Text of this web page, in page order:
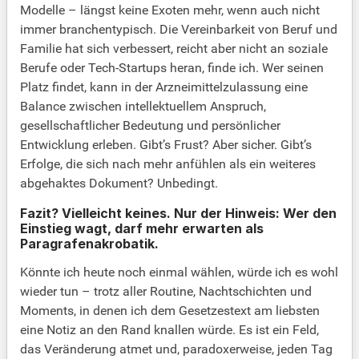
Modelle – längst keine Exoten mehr, wenn auch nicht
immer branchentypisch. Die Vereinbarkeit von Beruf und
Familie hat sich verbessert, reicht aber nicht an soziale
Berufe oder Tech-Startups heran, finde ich. Wer seinen
Platz findet, kann in der Arzneimittelzulassung eine
Balance zwischen intellektuellem Anspruch,
gesellschaftlicher Bedeutung und persönlicher
Entwicklung erleben. Gibt’s Frust? Aber sicher. Gibt’s
Erfolge, die sich nach mehr anfühlen als ein weiteres
abgehaktes Dokument? Unbedingt.
Fazit? Vielleicht keines. Nur der Hinweis: Wer den
Einstieg wagt, darf mehr erwarten als
Paragrafenakrobatik.
Könnte ich heute noch einmal wählen, würde ich es wohl
wieder tun – trotz aller Routine, Nachtschichten und
Moments, in denen ich dem Gesetzestext am liebsten
eine Notiz an den Rand knallen würde. Es ist ein Feld,
das Veränderung atmet und, paradoxerweise, jeden Tag